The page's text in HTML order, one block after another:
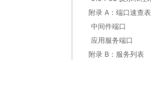
附录 A：端口速查表
中间件端口
应用服务端口
附录 B：服务列表